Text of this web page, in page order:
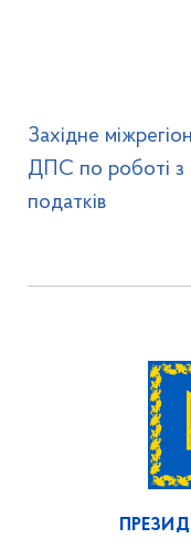
Західне
ДПС по роботі з
податків